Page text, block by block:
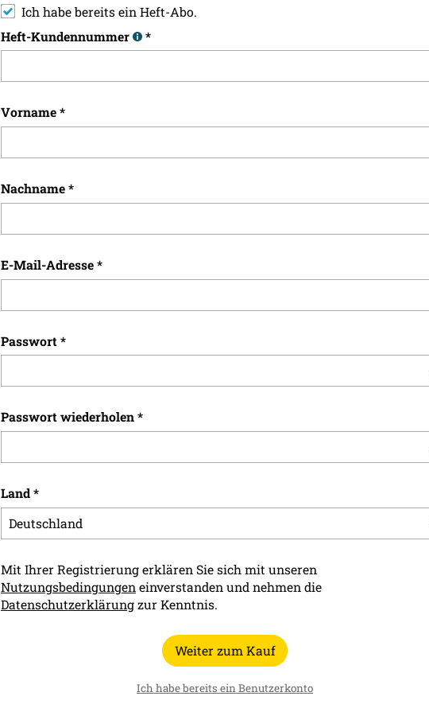
Ich habe bereits ein Heft-Abo.
Heft-Kundennummer
*
Vorname*
Nachname*
E-Mail-Adresse*
Passwort*
Passwort wiederholen*
Land*
Mit Ihrer Registrierung erklären Sie sich mit unseren
Nutzungsbedingungen einverstanden und nehmen die
Datenschutzerklärungzur Kenntnis.
Weiter zum Kauf
Ich habe bereits ein Benutzerkonto